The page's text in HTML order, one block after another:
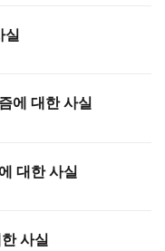
실
에 대한 사실
대한 사실
사실